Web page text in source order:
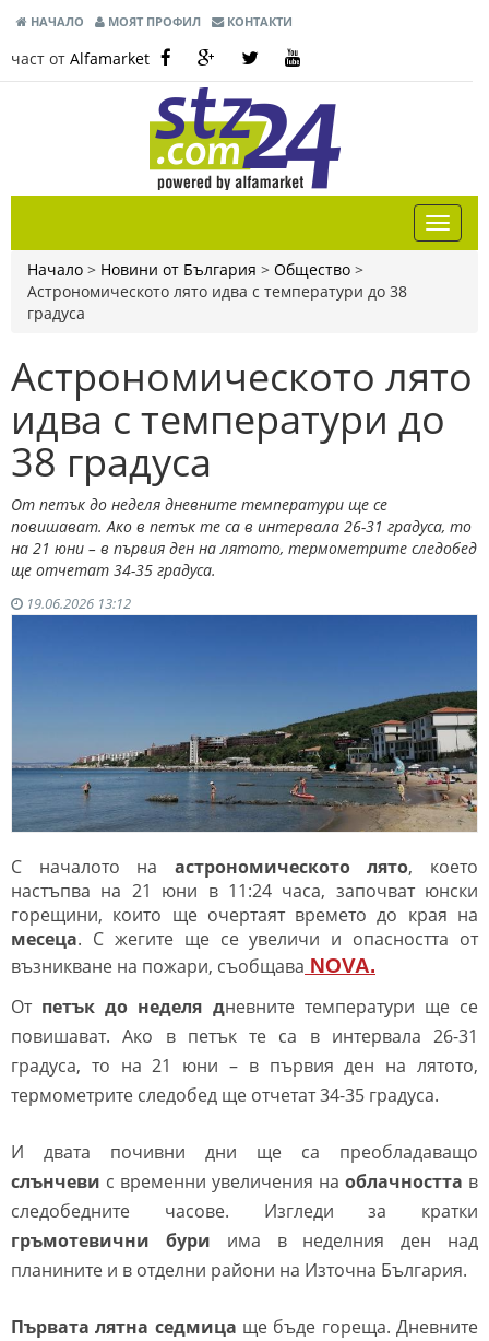
НАЧАЛО МОЯТ ПРОФИЛ КОНТАКТИ
част от Alfamarket
Начало > Новини от България > Общество >
Астрономическото лято идва с температури до 38
градуса
Астрономическото лято
идва с температури до
38 градуса
От петък до неделя дневните температури ще се
повишават. Ако в петък те са в интервала 26-31 градуса, то
на 21 юни – в първия ден на лятото, термометрите следобед
ще отчетат 34-35 градуса.
19.06.2026 13:12
С началото на астрономическото лято, което
настъпва на 21 юни в 11:24 часа, започват юнски
горещини, които ще очертаят времето до края на
месеца. С жегите ще се увеличи и опасността от
възникване на пожари, съобщава NOVA.
От петък до неделя дневните температури ще се
повишават. Ако в петък те са в интервала 26-31
градуса, то на 21 юни – в първия ден на лятото,
термометрите следобед ще отчетат 34-35 градуса.
И двата почивни дни ще са преобладаващо
слънчеви с временни увеличения на облачността в
следобедните часове. Изгледи за кратки
гръмотевични бури има в неделния ден над
планините и в отделни райони на Източна България.
Първата лятна седмица ще бъде гореща. Дневните